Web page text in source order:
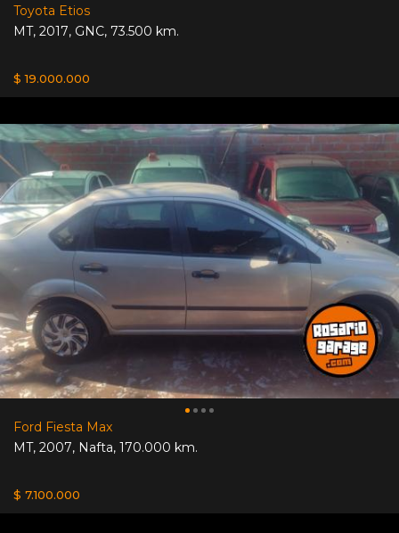
Toyota Etios
MT, 2017, GNC, 73.500 km.
$ 19.000.000
Ford Fiesta Max
MT, 2007, Nafta, 170.000 km.
$ 7.100.000